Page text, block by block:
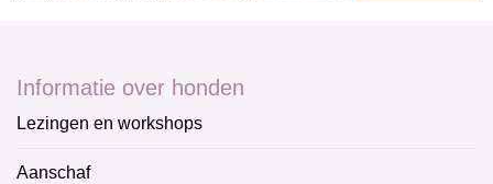
Informatie over honden
Lezingen en workshops
Aanschaf